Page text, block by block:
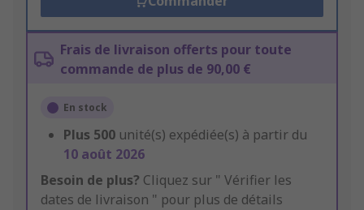
Frais de livraison offerts pour toute
commande de plus de 90,00 €
En stock
Plus 500 unité(s) expédiée(s) à partir du
10 août 2026
Besoin de plus? Cliquez sur " Vérifier les
dates de livraison " pour plus de détails